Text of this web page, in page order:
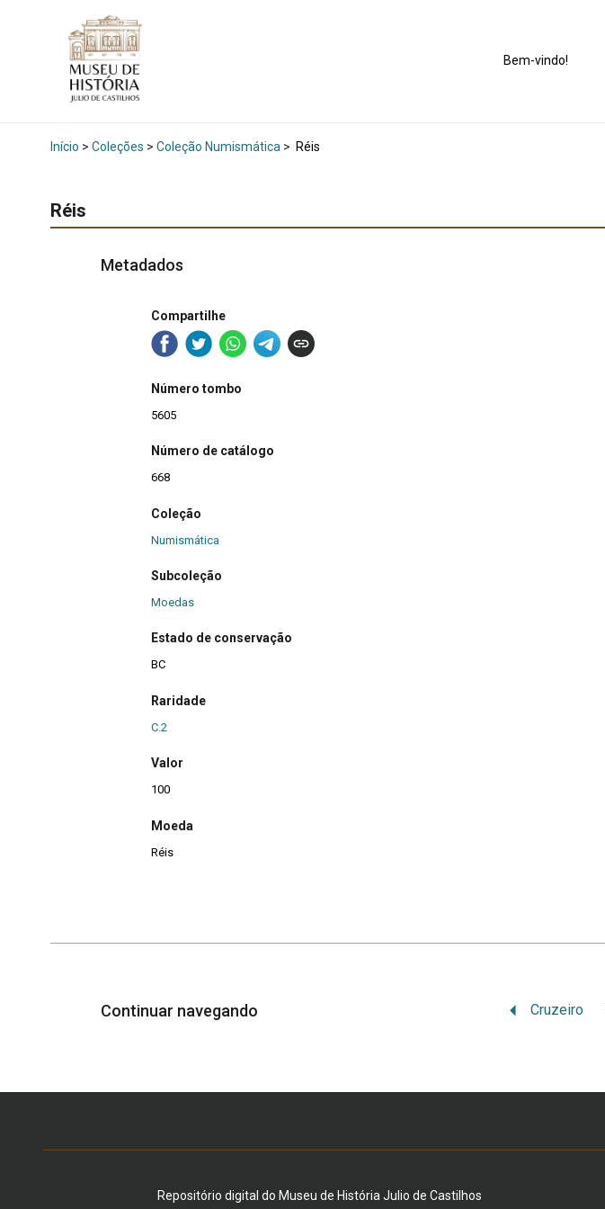
Bem-vindo!
Início > Coleções > Coleção Numismática > Réis
Réis
Metadados
Compartilhe
Número tombo
5605
Número de catálogo
668
Coleção
Numismática
Subcoleção
Moedas
Estado de conservação
BC
Raridade
C.2
Valor
100
Moeda
Réis
Continuar navegando Cruzeiro
Repositório digital do Museu de História Julio de Castilhos